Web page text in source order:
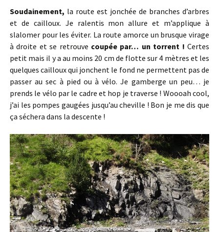
Soudainement, la route est jonchée de branches d’arbres
et de cailloux. Je ralentis mon allure et m’applique à
slalomer pour les éviter. La route amorce un brusque virage
à droite et se retrouve coupée par… un torrent ! Certes
petit mais il y a au moins 20 cm de flotte sur 4 mètres et les
quelques cailloux qui jonchent le fond ne permettent pas de
passer au sec à pied ou à vélo. Je gamberge un peu… je
prends le vélo par le cadre et hop je traverse ! Woooah cool,
j’ai les pompes gaugées jusqu’au cheville ! Bon je me dis que
ça séchera dans la descente !